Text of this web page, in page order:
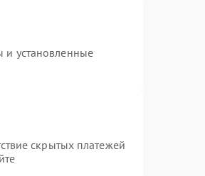
и установленные
скрытых платежей